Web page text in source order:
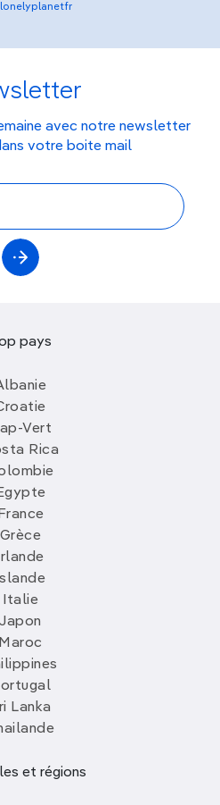
avec notre newsletter
votre boite mail
pays
Vert
Rica
France
Grèce
Irlande
Islande
Italie
Japon
Maroc
Lanka
et régions